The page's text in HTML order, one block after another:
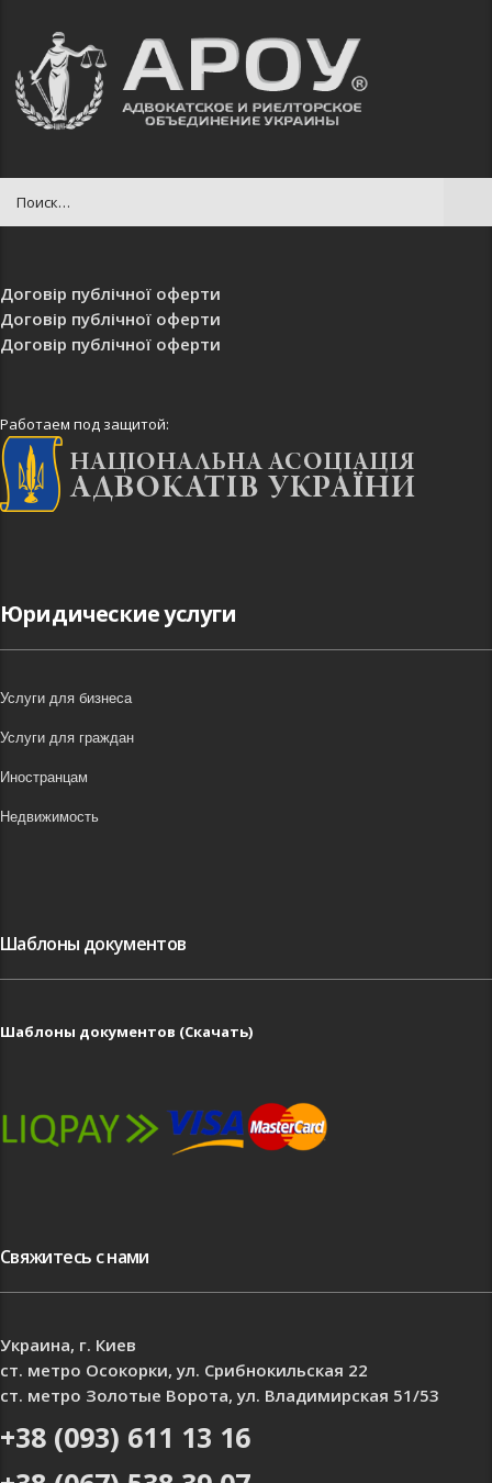
Договір публічної оферти
Договір публічної оферти
Договір публічної оферти
Работаем под защитой:
Юридические услуги
Услуги для бизнеса
Услуги для граждан
Иностранцам
Недвижимость
Шаблоны документов
Шаблоны документов (Скачать)
Свяжитесь с нами
Украина, г. Киев
ст. метро Осокорки, ул. Срибнокильская 22
ст. метро Золотые Ворота, ул. Владимирская 51/53
+38 (093) 611 13 16